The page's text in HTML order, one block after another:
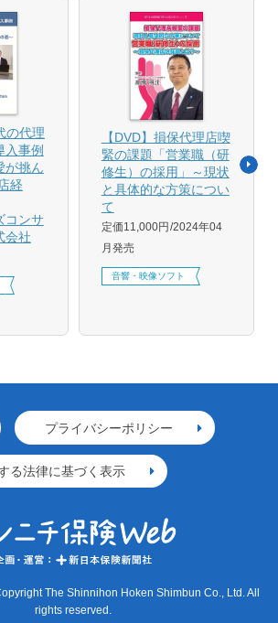
の代理
入事例
が挑ん
経
コンサ
会社
【DVD】損保代理店喫
緊の課題「営業職（研
修生）の採用」～現状
と具体的な方策につい
て
定価11,000円 2024年04
月発売
音響・映像ソフト
プライバシーポリシー
る法律に基づく表示
The Shinnihon Hoken Shimbun Co., Ltd. All
rights reserved.